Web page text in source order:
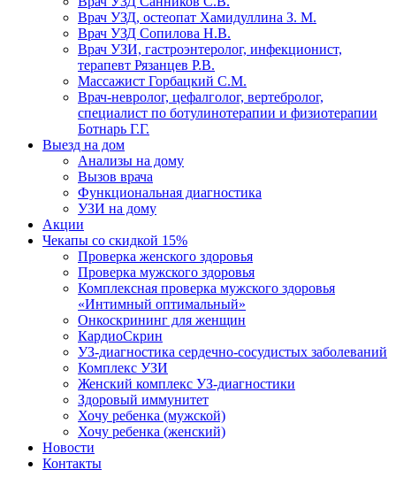
Врач УЗД, остеопат Хамидуллина З. М.
Врач УЗД Сопилова Н.В.
Врач УЗИ, гастроэнтеролог, инфекционист,
терапевт Рязанцев Р.В.
Массажист Горбацкий С.М.
Врач-невролог, цефалголог, вертебролог,
специалист по ботулинотерапии и физиотерапии
Ботнарь Г.Г.
Выезд на дом
Анализы на дому
Вызов врача
Функциональная диагностика
УЗИ на дому
Акции
Чекапы со скидкой 15%
Проверка женского здоровья
Проверка мужского здоровья
Комплексная проверка мужского здоровья
«Интимный оптимальный»
Онкоcкрининг для женщин
КардиоСкрин
УЗ-диагностика сердечно-сосудистых заболеваний
Комплекс УЗИ
Женский комплекс УЗ-диагностики
Здоровый иммунитет
Хочу ребенка (мужской)
Хочу ребенка (женский)
Новости
Контакты